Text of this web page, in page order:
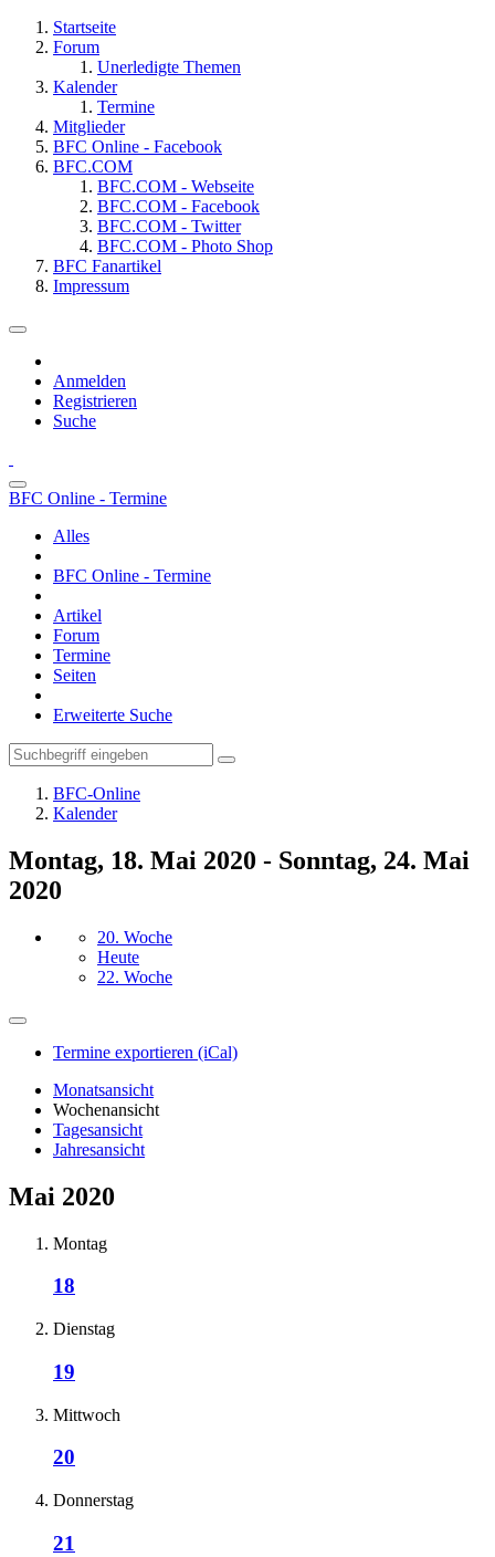
Startseite
Forum
Unerledigte Themen
Kalender
Termine
Mitglieder
BFC Online - Facebook
BFC.COM
BFC.COM - Webseite
BFC.COM - Facebook
BFC.COM - Twitter
BFC.COM - Photo Shop
BFC Fanartikel
Impressum
Anmelden
Registrieren
Suche
BFC Online - Termine
Alles
BFC Online - Termine
Artikel
Forum
Termine
Seiten
Erweiterte Suche
BFC-Online
Kalender
Montag, 18. Mai 2020 - Sonntag, 24. Mai
2020
20. Woche
Heute
22. Woche
Termine exportieren (iCal)
Monatsansicht
Wochenansicht
Tagesansicht
Jahresansicht
Mai 2020
Montag
18
Dienstag
19
Mittwoch
20
Donnerstag
21